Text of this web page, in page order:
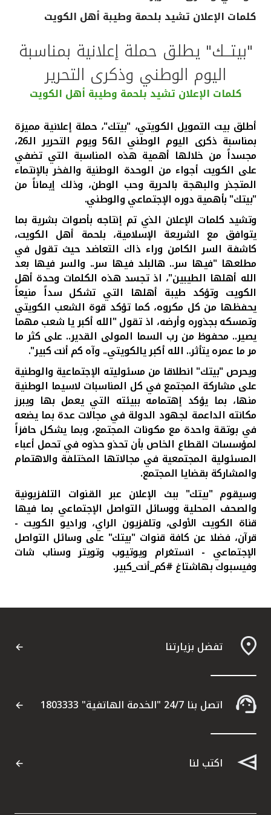
القنوات المصرفية
أدوات وخدمات
خدمات ما بعد البيع
اتصل بنا
مواقع الفروع وأجهزة الصرف الآلي
ألمانيا
ماليزيا
تركيا
مصر
المملكة المتحدة
مملكة البحرين
كلمات الإعلان تشيد بلحمة وطيبة أهل الكويت
"بيتــك" يطلق حملة إعلانية بمناسبة
اليوم الوطني وذكرى التحرير
كلمات الإعلان تشيد بلحمة وطيبة أهل الكويت
أطلق بيت التمويل الكويتي، "بيتك"، حملة إعلانية مميزة
بمناسبة ذكرى اليوم الوطني الـ56 ويوم التحرير الـ26،
مجسداً من خلالها أهمية هذه المناسبة التي تضفي
على الكويت أجواء من الوحدة الوطنية والفخر بالإنتماء
المتجذر والبهجة بالحرية وحب الوطن، وذلك إيماناً من
"بيتك" بأهمية دوره الإجتماعي والوطني.
وتشيد كلمات الإعلان الذي تم إنتاجه بأصوات بشرية بما
يتوافق مع الشريعة الإسلامية، بلحمة أهل الكويت،
كاشفة السر الكامن وراء ذاك التعاضد حيث تقول في
مطلعها "فيها سر.. هالبلد فيها سر.. والسر فيها بعد
الله أهلها الطيبين"، اذ تجسد هذه الكلمات وحدة أهل
الكويت وتؤكد طيبة أهلها التي تشكل سداً منيعاً
يحفظها من كل مكروه، كما تؤكد قوة الشعب الكويتي
وتمسكه بجذوره وأرضه، اذ تقول "الله أكبر يا شعب مهما
يصير.. محفوظ من رب السما المولى القدير.. على كثر ما
مر ما عمره يتأثر.. الله أكبر يالكويتي.. وآه كم أنت كبير".
ويحرص "بيتك" انطلاقا من مسئوليته الإجتماعية والوطنية
على مشاركة المجتمع في كل المناسبات لاسيما الوطنية
منها، بما يؤكد إهتمامه ببيئته التي يعمل بها ويبرز
مكانته الداعمة لجهود الدولة في مجالات عدة بما يضعه
في بوتقة واحدة مع مكونات المجتمع، وبما يشكل حافزاً
لمؤسسات القطاع الخاص بأن تحذو حذوه في تحمل أعباء
المسئولية المجتمعية في مجالاتها المختلفة والاهتمام
والمشاركة بقضايا المجتمع.
وسيقوم "بيتك" ببث الإعلان عبر القنوات التلفزيونية
والصحف المحلية ووسائل التواصل الإجتماعي بما فيها
قناة الكويت الأولى، وتلفزيون الراي، وراديو الكويت -
قرآن، فضلا عن كافة قنوات "بيتك" على وسائل التواصل
الإجتماعي - انستغرام ويوتيوب وتويتر وسناب شات
وفيسبوك بهاشتاغ #كم_أنت_كبير.
تفضل بزيارتنا
اتصل بنا 24/7 "الخدمة الهاتفية" 1803333
اكتب لنا